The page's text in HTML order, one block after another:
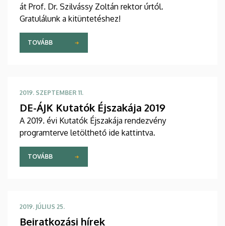
át Prof. Dr. Szilvássy Zoltán rektor úrtól.
Gratulálunk a kitüntetéshez!
TOVÁBB
2019. SZEPTEMBER 11.
DE-ÁJK Kutatók Éjszakája 2019
A 2019. évi Kutatók Éjszakája rendezvény
programterve letölthető ide kattintva.
TOVÁBB
2019. JÚLIUS 25.
Beiratkozási hírek